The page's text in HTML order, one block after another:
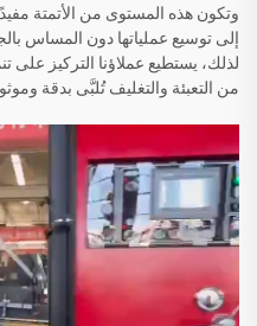
وتكون هذه المستوى من الأتمتة
إلى توسيع عملياتها دون المساس
لذلك، يستطيع عملاؤنا التركيز على
من التعبئة والتغليف تُلبَّى بدقة